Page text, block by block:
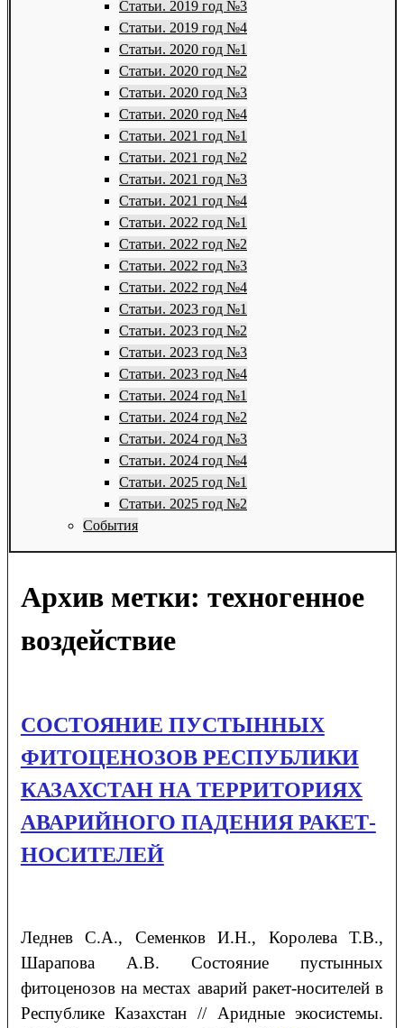
Статьи. 2019 год №3
Статьи. 2019 год №4
Статьи. 2020 год №1
Статьи. 2020 год №2
Статьи. 2020 год №3
Статьи. 2020 год №4
Статьи. 2021 год №1
Статьи. 2021 год №2
Статьи. 2021 год №3
Статьи. 2021 год №4
Статьи. 2022 год №1
Статьи. 2022 год №2
Статьи. 2022 год №3
Статьи. 2022 год №4
Статьи. 2023 год №1
Статьи. 2023 год №2
Статьи. 2023 год №3
Статьи. 2023 год №4
Статьи. 2024 год №1
Статьи. 2024 год №2
Статьи. 2024 год №3
Статьи. 2024 год №4
Статьи. 2025 год №1
Статьи. 2025 год №2
События
Архив метки: техногенное
воздействие
СОСТОЯНИЕ ПУСТЫННЫХ
ФИТОЦЕНОЗОВ РЕСПУБЛИКИ
КАЗАХСТАН НА ТЕРРИТОРИЯХ
АВАРИЙНОГО ПАДЕНИЯ РАКЕТ-
НОСИТЕЛЕЙ
ЛедневС.А., СеменковИ.Н., КоролеваТ.В.,
Шарапова А.В.Состояние пустынных
фитоценозов на местах аварий ракет-носителей в
Республике Казахстан // Аридные экосистемы.